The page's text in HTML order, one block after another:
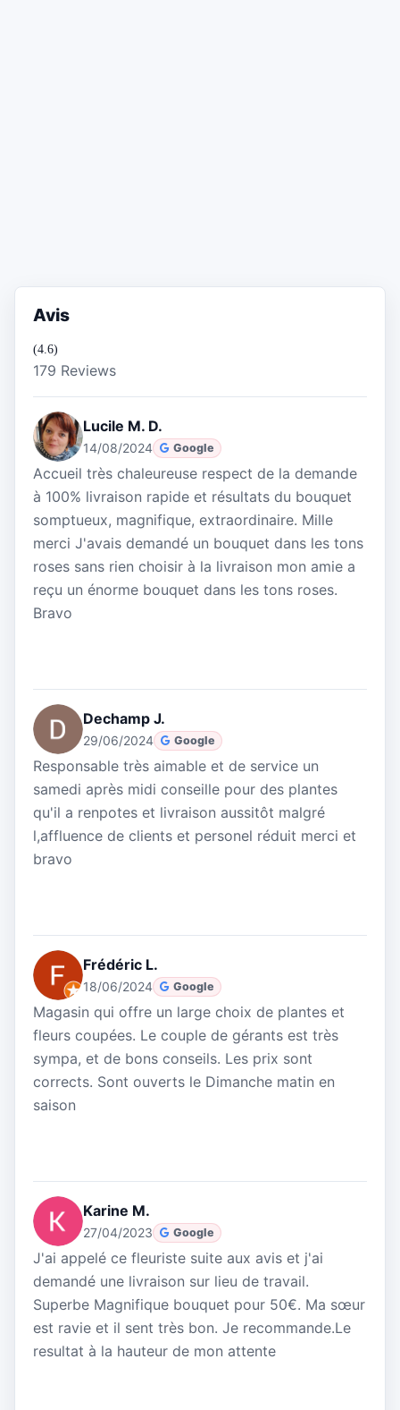
Avis
(4.6)
179 Reviews
Lucile M. D.
14/08/2024 Google
Accueil très chaleureuse respect de la demande
à 100% livraison rapide et résultats du bouquet
somptueux, magnifique, extraordinaire. Mille
merci J'avais demandé un bouquet dans les tons
roses sans rien choisir à la livraison mon amie a
reçu un énorme bouquet dans les tons roses.
Bravo
Dechamp J.
29/06/2024 Google
Responsable très aimable et de service un
samedi après midi conseille pour des plantes
qu'il a renpotes et livraison aussitôt malgré
l,affluence de clients et personel réduit merci et
bravo
Frédéric L.
18/06/2024 Google
Magasin qui offre un large choix de plantes et
fleurs coupées. Le couple de gérants est très
sympa, et de bons conseils. Les prix sont
corrects. Sont ouverts le Dimanche matin en
saison
Karine M.
27/04/2023 Google
J'ai appelé ce fleuriste suite aux avis et j'ai
demandé une livraison sur lieu de travail.
Superbe Magnifique bouquet pour 50€. Ma sœur
est ravie et il sent très bon. Je recommande.Le
resultat à la hauteur de mon attente